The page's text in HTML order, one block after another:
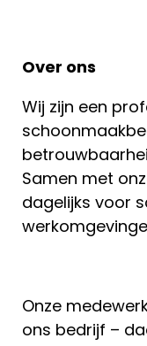
Over ons
Wij zijn een
Samen met
dagelijks voor
Onze
ons bedrijf –